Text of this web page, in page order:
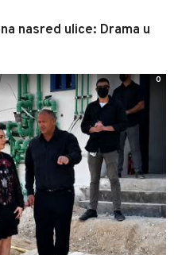
nasred ulice: Drama u
0